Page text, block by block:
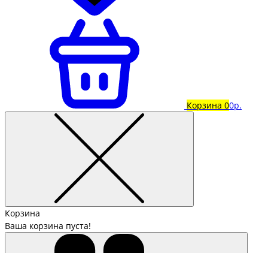
Корзина 00р.
Корзина
Ваша корзина пуста!